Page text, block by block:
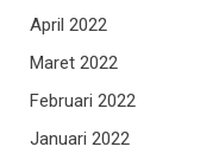
April 2022
Maret 2022
Februari 2022
Januari 2022